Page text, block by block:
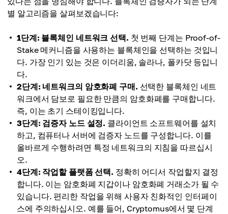
별 알고리즘을 살펴보겠습니다:
1단계: 블록체인 네트워크 선택. 첫 번째 단계는 Proof-of-
Stake 메커니즘을 사용하는 블록체인을 선택하는 것입니
다. 가장 인기 있는 것은 이더리움, 솔라나, 폴카닷 등입니
다.
2단계: 네트워크의 암호화폐 구매. 선택한 블록체인 네트
워크에서 담보로 필요한 만큼의 암호화폐를 구매합니다.
즉, 이는 초기 스테이킹입니다.
3단계: 검증자 노드 설정. 클라이언트 소프트웨어를 설치
하고, 컴퓨터나 서버에 검증자 노드를 구성합니다. 이를
올바르게 수행하려면 특정 네트워크의 지침을 따르십시
오.
4단계: 작업할 플랫폼 선택. 정확히 어디서 작업할지 결정
합니다. 이는 암호화폐 지갑이나 암호화폐 거래소가 될 수
있습니다. 편리한 작업을 위해 사용자 친화적인 인터페이
스에 주의하십시오. 예를 들어, Cryptomus에서 몇 단계